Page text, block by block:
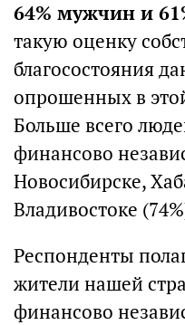
64% мужчин и
такую оценку
благосостояния
опрошенных в
Больше всего
финансово
Новосибирске,
Владивостоке
Респонденты
жители нашей
финансово